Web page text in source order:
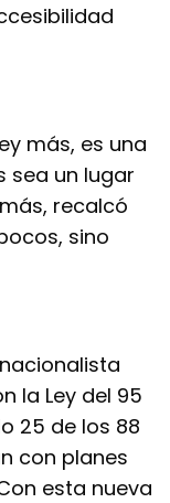
más, es una
sea un lugar
recalcó
sino
la Ley del 95
25 de los 88
con planes
esta nueva